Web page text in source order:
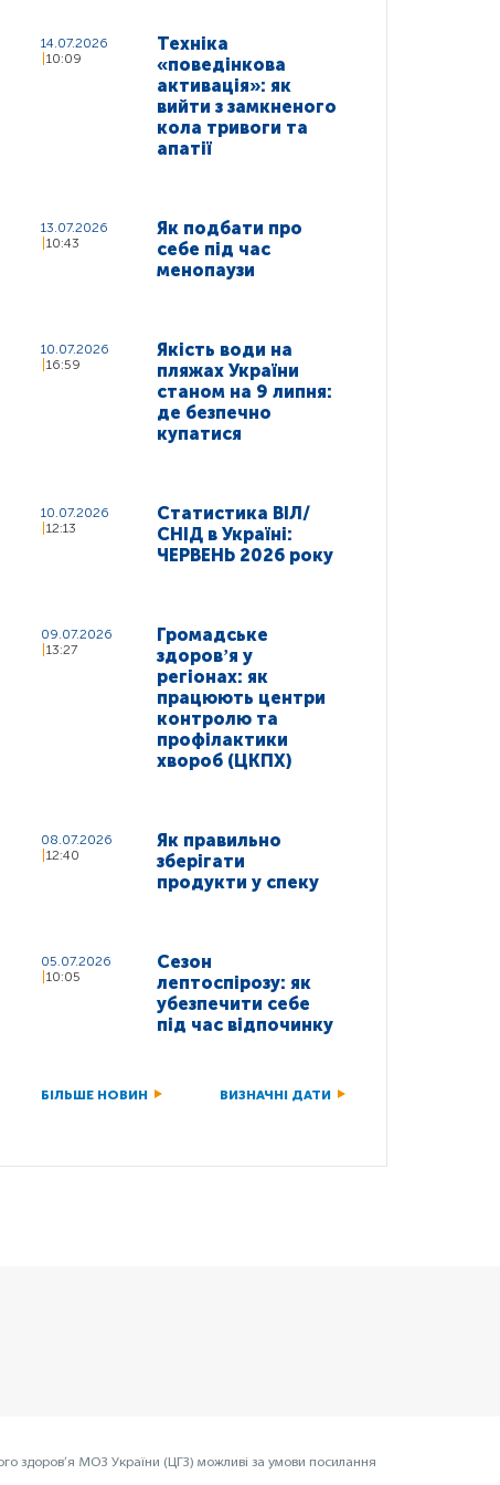
14.07.2026
10:09
Техніка
«поведінкова
активація»: як
вийти з замкненого
кола тривоги та
апатії
13.07.2026
10:43
Як подбати про
себе під час
менопаузи
10.07.2026
16:59
Якість води на
пляжах України
станом на 9 липня:
де безпечно
купатися
10.07.2026
12:13
Статистика ВІЛ/
СНІД в Україні:
ЧЕРВЕНЬ 2026 року
09.07.2026
13:27
Громадське
здоровʼя у
регіонах: як
працюють центри
контролю та
профілактики
хвороб (ЦКПХ)
08.07.2026
12:40
Як правильно
зберігати
продукти у спеку
05.07.2026
10:05
Сезон
лептоспірозу: як
убезпечити себе
під час відпочинку
БІЛЬШЕ НОВИН ВИЗНАЧНІ ДАТИ
здоров’я МОЗ України (ЦГЗ) можливі за умови посилання